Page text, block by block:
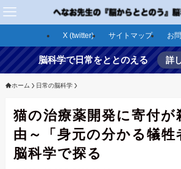
X (twitter) サイトマップ お
脳科学で日常をととのえる 詳
ホーム 日常の脳科学
猫の治療薬開発に寄付が
由～「身元の分かる犠牲
脳科学で探る